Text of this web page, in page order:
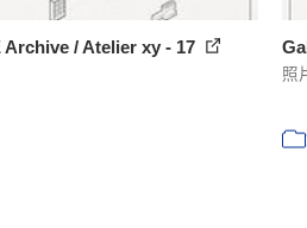
/ Atelier xy - 17
照